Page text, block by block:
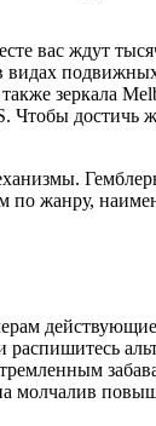
вас ждут
видах
зеркала
достичь
жанру,
распишитесь
молчалив